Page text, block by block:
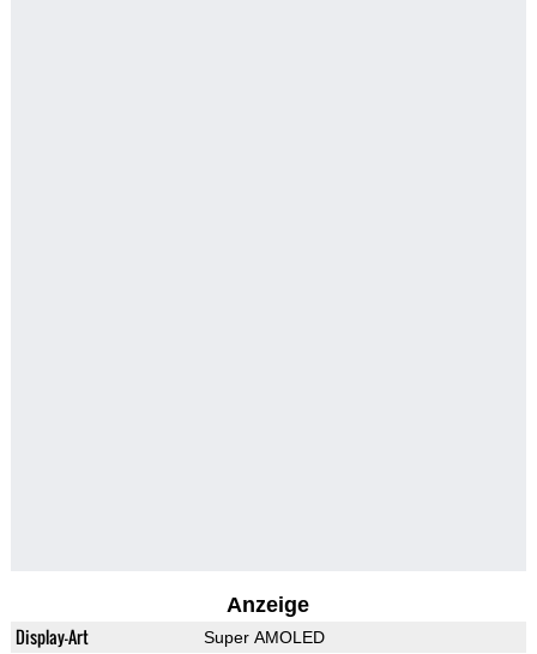
Anzeige
Display-Art Super AMOLED